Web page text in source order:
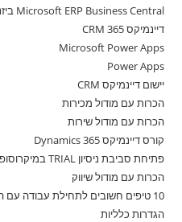
Microsoft ERP Business Central ביזנס סנטרל
דיינמיקס 365 CRM
Microsoft Power Apps
Power Apps
יישום דיינמיקס CRM
הכרות עם מודול מכירות
הכרות עם מודול שירות
קורס דיינמיקס 365 Dynamics
פתיחת סביבת ניסיון TRIAL במיקרוסופט דיינמיקס 365 CRM
הכרות עם מודול שיווק
10 טיפים חשובים לתחילת עבודה עם המערכת
הגדרות כלליות